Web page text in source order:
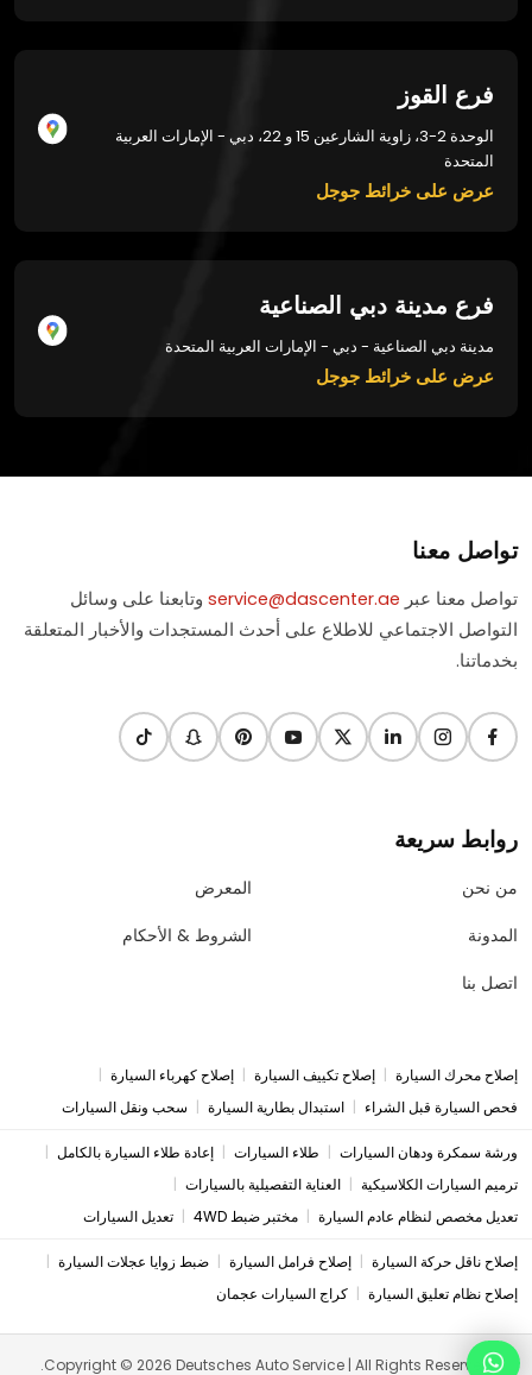
فرع القوز
الوحدة 2-3، زاوية الشارعين 15 و 22، دبي - الإمارات العربية
المتحدة
عرض على خرائط جوجل
فرع مدينة دبي الصناعية
مدينة دبي الصناعية - دبي - الإمارات العربية المتحدة
عرض على خرائط جوجل
تواصل معنا
تواصل معنا عبر service@dascenter.ae وتابعنا على وسائل
التواصل الاجتماعي للاطلاع على أحدث المستجدات والأخبار المتعلقة
بخدماتنا.
روابط سريعة
من نحن
المدونة
اتصل بنا
المعرض
الشروط & الأحكام
إصلاح محرك السيارة | إصلاح تكييف السيارة | إصلاح كهرباء السيارة |
فحص السيارة قبل الشراء | استبدال بطارية السيارة | سحب ونقل السيارات
ورشة سمكرة ودهان السيارات | طلاء السيارات | إعادة طلاء السيارة بالكامل |
ترميم السيارات الكلاسيكية | العناية التفصيلية بالسيارات |
تعديل مخصص لنظام عادم السيارة | مختبر ضبط 4WD | تعديل السيارات
إصلاح ناقل حركة السيارة | إصلاح فرامل السيارة | ضبط زوايا عجلات السيارة |
إصلاح نظام تعليق السيارة | كراج السيارات عجمان
Copyright © 2026 Deutsches Auto Service | All Rights Reserved.